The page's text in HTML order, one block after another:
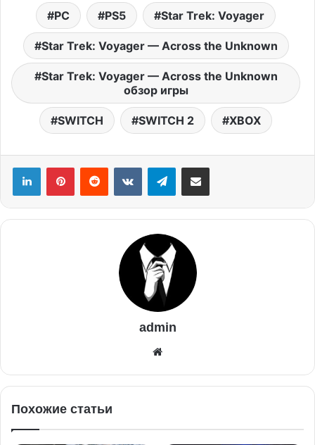
PC PS5 Star Trek: Voyager
Star Trek: Voyager — Across the Unknown
Star Trek: Voyager — Across the Unknown
обзор игры
SWITCH SWITCH 2 XBOX
admin
Похожие статьи